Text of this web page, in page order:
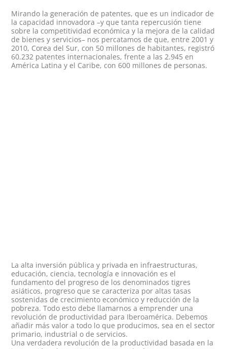
Mirando la generación de patentes, que es un indicador de
la capacidad innovadora –y que tanta repercusión tiene
sobre la competitividad económica y la mejora de la calidad
de bienes y servicios– nos percatamos de que, entre 2001 y
2010, Corea del Sur, con 50 millones de habitantes, registró
60.232 patentes internacionales, frente a las 2.945 en
América Latina y el Caribe, con 600 millones de personas.
La alta inversión pública y privada en infraestructuras,
educación, ciencia, tecnología e innovación es el
fundamento del progreso de los denominados tigres
asiáticos, progreso que se caracteriza por altas tasas
sostenidas de crecimiento económico y reducción de la
pobreza. Todo esto debe llamarnos a emprender una
revolución de productividad para Iberoamérica. Debemos
añadir más valor a todo lo que producimos, sea en el sector
primario, industrial o de servicios.
Una verdadera revolución de la productividad basada en la